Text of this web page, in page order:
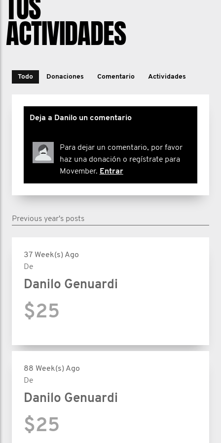
TUS
ACTIVIDADES
Todo Donaciones Comentario Actividades
Deja a Danilo un comentario
Para dejar un comentario, por favor
haz una donación o regístrate para
Movember. Entrar
Previous year's posts
37 Week(s) Ago
De
Danilo Genuardi
$25
88 Week(s) Ago
De
Danilo Genuardi
$25